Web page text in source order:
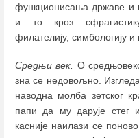
функционисања државе и
и то кроз
филателију, симбологију и
Средњи век.
О
зна се недовољно.
наводна молба зетског
папи да му дарује стег
касније наилази се